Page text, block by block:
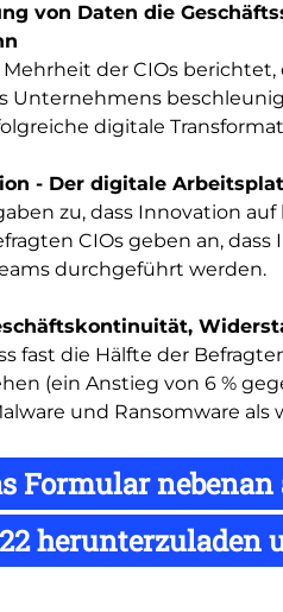
von Daten die
der CIOs
Unternehmens
digitale
- Der digitale
zu, dass Innovation
CIOs geben an,
durchgeführt werden.
fast die Hälfte der
(ein Anstieg von 6 %
und Ransomware
Formular
herunterzuladen